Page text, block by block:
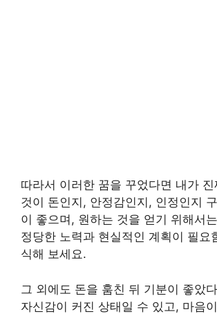
따라서 이러한 꿈을 꾸었다면 내가
것이 돈인지, 안정감인지, 인정인지
이 좋으며, 원하는 것을 얻기 위해서
정당한 노력과 현실적인 계획이 필요
식해 보세요.
그 외에도 돈을 훔친 뒤 기분이 좋았
자신감이 커진 상태일 수 있고, 마음